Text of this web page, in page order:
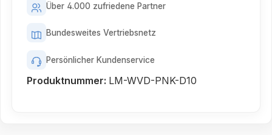
Über 4.000 zufriedene Partner
Bundesweites Vertriebsnetz
Persönlicher Kundenservice
Produktnummer: LM-WVD-PNK-D10